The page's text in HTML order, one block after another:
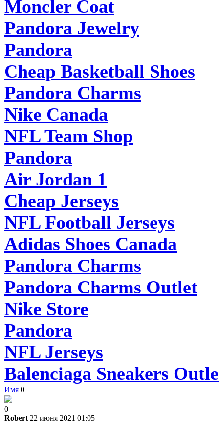
Moncler Coat
Pandora Jewelry
Pandora
Cheap Basketball Shoes
Pandora Charms
Nike Canada
NFL Team Shop
Pandora
Air Jordan 1
Cheap Jerseys
NFL Football Jerseys
Adidas Shoes Canada
Pandora Charms
Pandora Charms Outlet
Nike Store
Pandora
NFL Jerseys
Balenciaga Sneakers
Имя 0
0
Robert 22 июня 2021 01:05